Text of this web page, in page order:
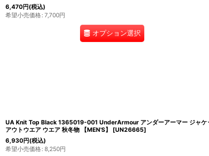
6,470円(税込)
希望小売価格: 7,700円
オプション選択
UA Knit Top Black 1365019-001 UnderArmour アンダーアーマー ジャケ
アウトウエア ウエア 秋冬物 【MEN'S】
[UN26665]
6,930円(税込)
希望小売価格: 8,250円